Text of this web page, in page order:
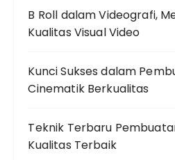
B Roll dalam Videografi,
Kualitas Visual Video
Kunci Sukses dalam
Cinematik Berkualitas
Teknik Terbaru
Kualitas Terbaik